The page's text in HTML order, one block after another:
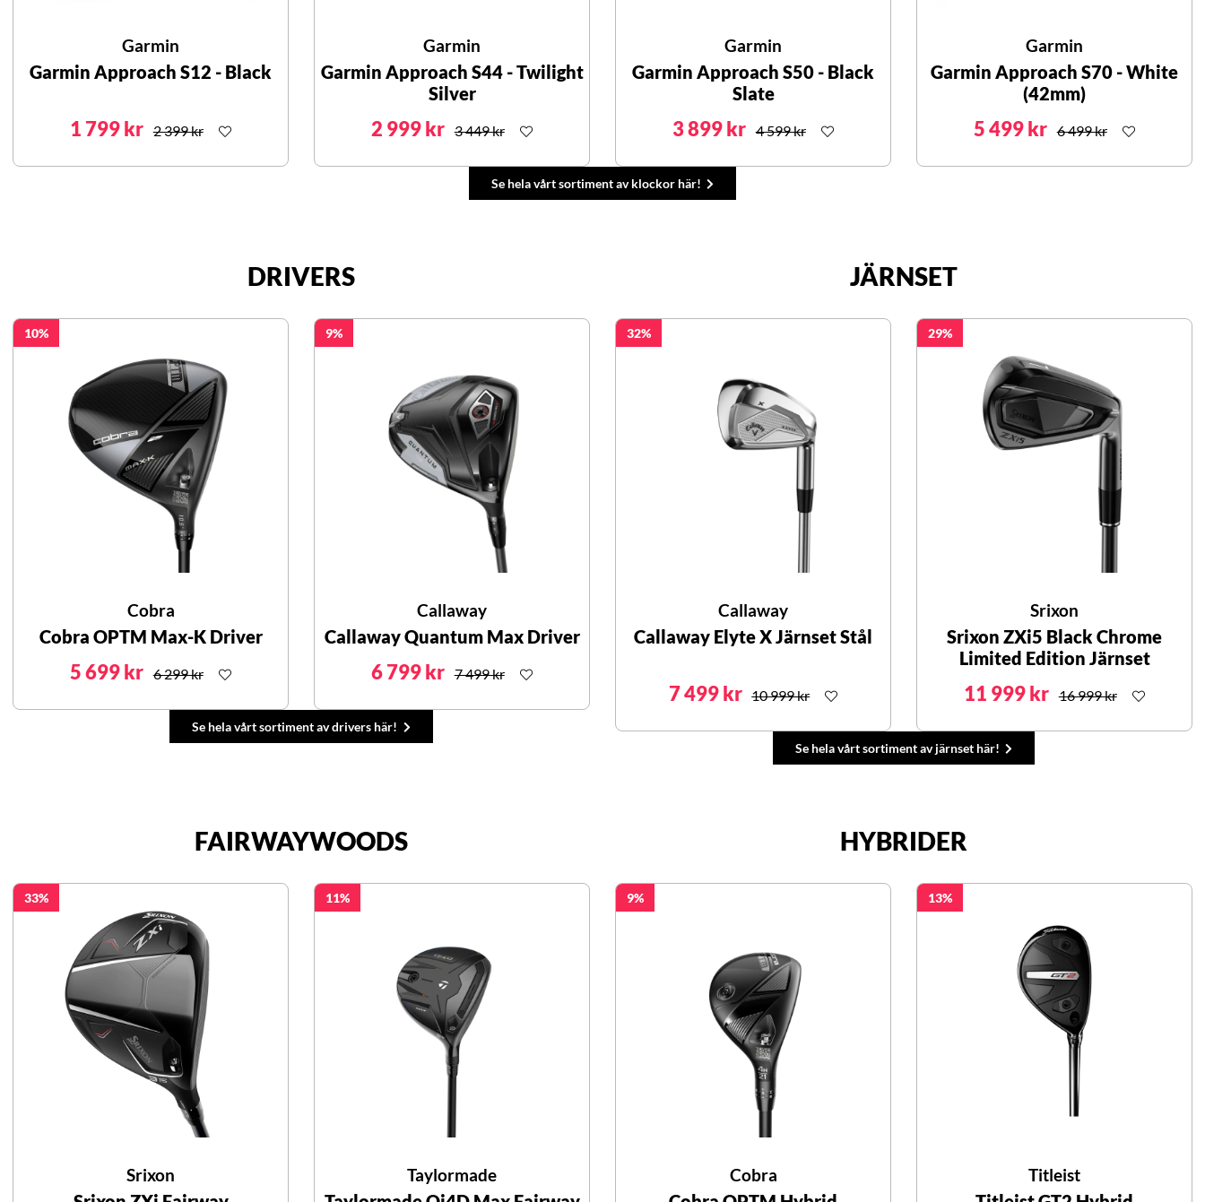
Garmin
Garmin Approach S12 - Black
1 799 kr 2 399 kr
Garmin
Garmin Approach S44 - Twilight
Silver
2 999 kr 3 449 kr
Garmin
Garmin Approach S50 - Black
Slate
3 899 kr 4 599 kr
Garmin
Garmin Approach S70 - White
(42mm)
5 499 kr 6 499 kr
Se hela vårt sortiment av klockor här!
DRIVERS
10
Cobra
Cobra OPTM Max-K Driver
5 699 kr 6 299 kr
9
Callaway
Callaway Quantum Max Driver
6 799 kr 7 499 kr
Se hela vårt sortiment av drivers här!
JÄRNSET
32
Callaway
Callaway Elyte X Järnset Stål
7 499 kr 10 999 kr
29
Srixon
Srixon ZXi5 Black Chrome
Limited Edition Järnset
11 999 kr 16 999 kr
Se hela vårt sortiment av järnset här!
FAIRWAYWOODS
33
Srixon
11
Taylormade
HYBRIDER
9
Cobra
13
Titleist